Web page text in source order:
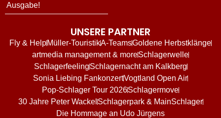
Ausgabe!
UNSERE PARTNER
Fly & HelpMüller-TouristikA-TeamsGoldene Herbstklänge
artmedia management & moreSchlagerwelle
SchlagerfeelingSchlagernacht am Kalkberg
Sonia Liebing FankonzertVogtland Open Air
Pop-Schlager Tour 2026Schlagermove
30 Jahre Peter Wackel Schlagerpark & MainSchlager
Die Hommage an Udo Jürgens